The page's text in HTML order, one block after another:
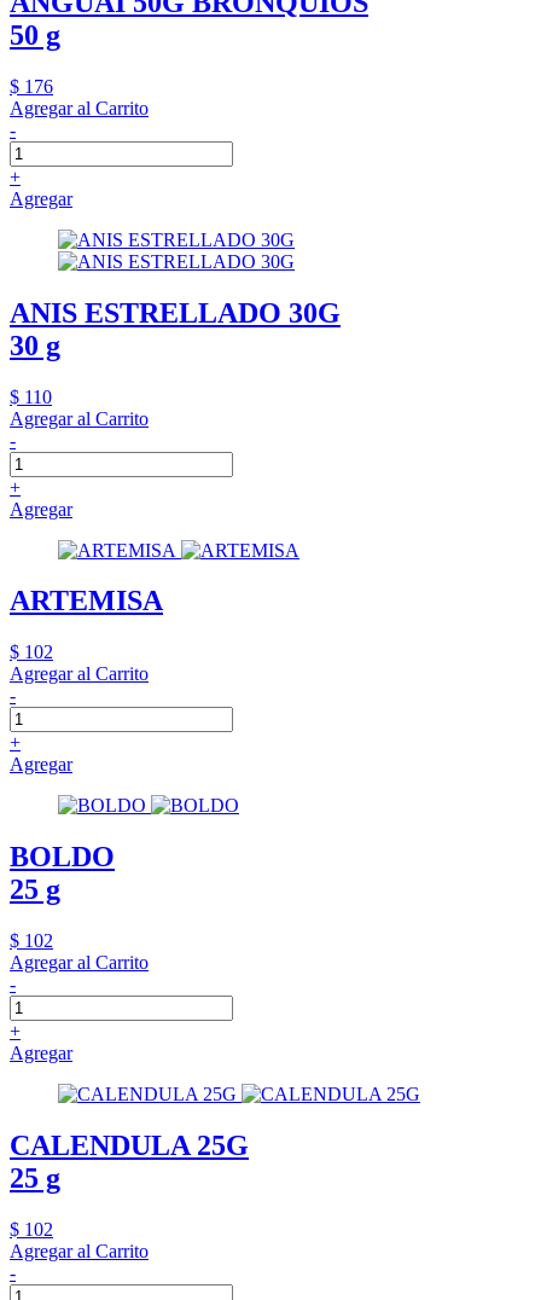
50 g
$ 176
Agregar al Carrito
-
+
Agregar
ANIS ESTRELLADO 30G
30 g
$ 110
Agregar al Carrito
-
+
Agregar
ARTEMISA
$ 102
Agregar al Carrito
-
+
Agregar
BOLDO
25 g
$ 102
Agregar al Carrito
-
+
Agregar
CALENDULA 25G
25 g
$ 102
Agregar al Carrito
-